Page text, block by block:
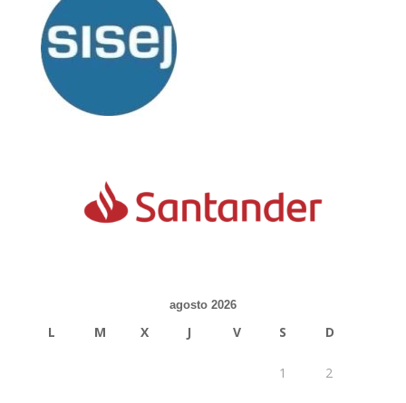
agosto 2026
L M X J V S D
1 2